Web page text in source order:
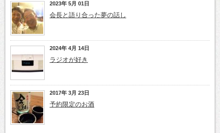
2023年 5月 01日
会長と語り合った夢の話し
2024年 4月 14日
ラジオが好き
2017年 3月 23日
予約限定のお酒